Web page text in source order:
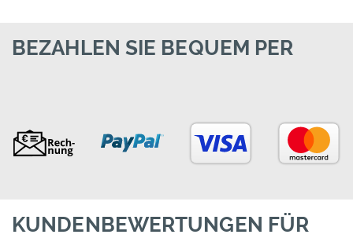
BEZAHLEN SIE BEQUEM PER
KUNDENBEWERTUNGEN FÜR